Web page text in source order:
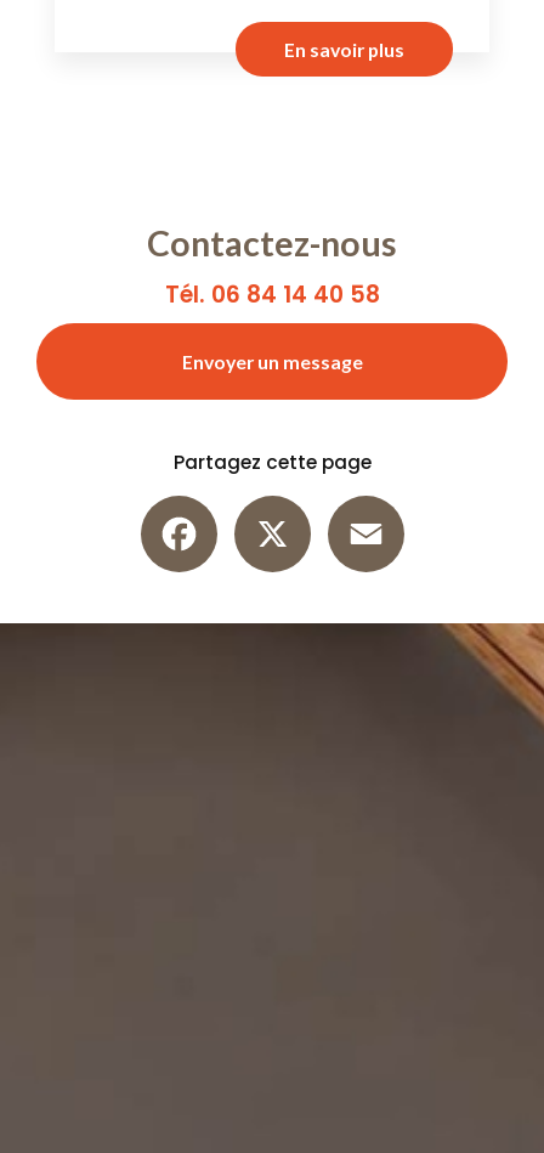
En savoir plus
Contactez-nous
Tél. 06 84 14 40 58
Envoyer un message
Partagez cette page
Facebook